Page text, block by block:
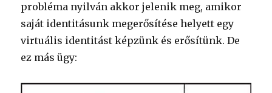
probléma nyilván akkor jelenik meg, amikor
saját identitásunk megerősítése helyett egy
virtuális identitást képzünk és erősítünk. De
ez más ügy: